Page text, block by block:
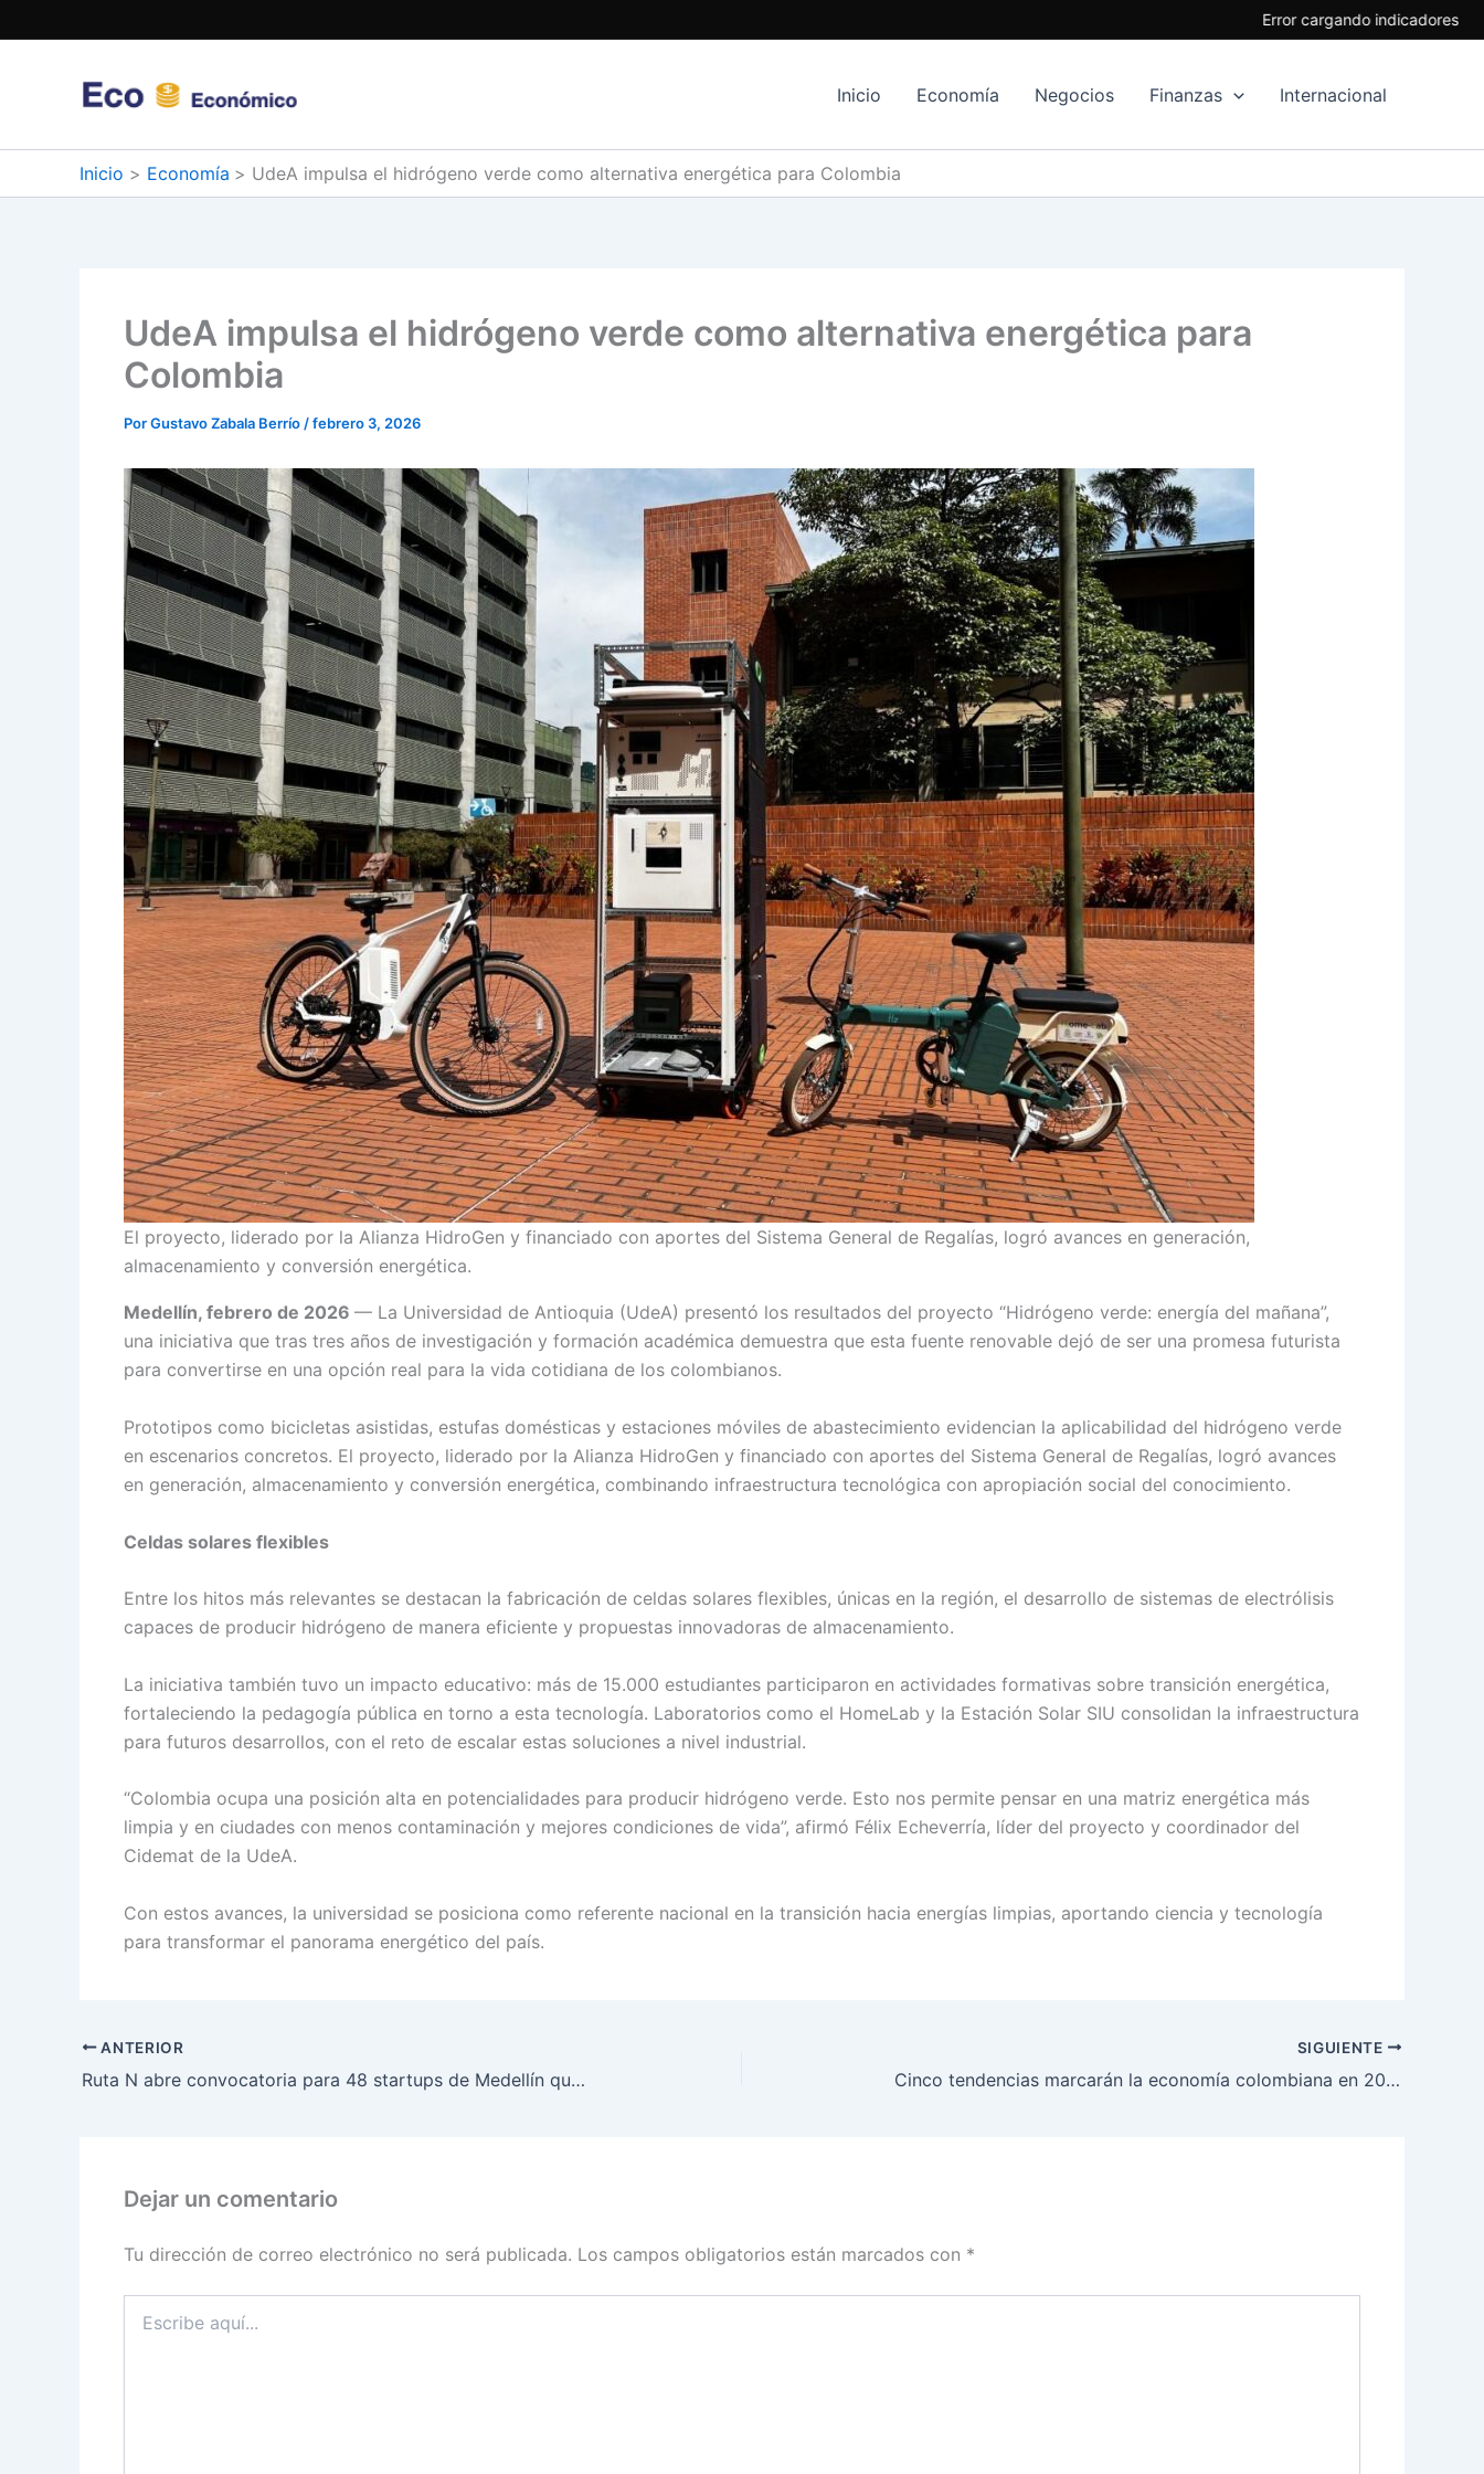
Error cargando indicadores
al
Inicio
Economía Negocios Finanzas Internacional
Inicio Economía UdeA impulsa el hidrógeno verde como alternativa energética para Colombia
UdeA impulsa el hidrógeno verde como alternativa energética para
Colombia
PorGustavo Zabala Berrío/febrero 3, 2026
El proyecto, liderado por la Alianza HidroGen y financiado con aportes del Sistema General de Regalías, logró avances en generación,
almacenamiento y conversión energética.
Medellín, febrero de 2026 — La Universidad de Antioquia (UdeA) presentó los resultados del proyecto “Hidrógeno verde: energía del mañana”,
una iniciativa que tras tres años de investigación y formación académica demuestra que esta fuente renovable dejó de ser una promesa futurista
para convertirse en una opción real para la vida cotidiana de los colombianos.
Prototipos como bicicletas asistidas, estufas domésticas y estaciones móviles de abastecimiento evidencian la aplicabilidad del hidrógeno verde
en escenarios concretos. El proyecto, liderado por la Alianza HidroGen y financiado con aportes del Sistema General de Regalías, logró avances
en generación, almacenamiento y conversión energética, combinando infraestructura tecnológica con apropiación social del conocimiento.
Celdas solares flexibles
Entre los hitos más relevantes se destacan la fabricación de celdas solares flexibles, únicas en la región, el desarrollo de sistemas de electrólisis
capaces de producir hidrógeno de manera eficiente y propuestas innovadoras de almacenamiento.
La iniciativa también tuvo un impacto educativo: más de 15.000 estudiantes participaron en actividades formativas sobre transición energética,
fortaleciendo la pedagogía pública en torno a esta tecnología. Laboratorios como el HomeLab y la Estación Solar SIU consolidan la infraestructura
para futuros desarrollos, con el reto de escalar estas soluciones a nivel industrial.
“Colombia ocupa una posición alta en potencialidades para producir hidrógeno verde. Esto nos permite pensar en una matriz energética más
limpia y en ciudades con menos contaminación y mejores condiciones de vida”, afirmó Félix Echeverría, líder del proyecto y coordinador del
Cidemat de la UdeA.
Con estos avances, la universidad se posiciona como referente nacional en la transición hacia energías limpias, aportando ciencia y tecnología
para transformar el panorama energético del país.
ANTERIOR
Ruta N abre convocatoria para 48 startups de Medellín que buscan acelerar su crecimiento empresarial
SIGUIENTE
Cinco tendencias marcarán la economía colombiana en 2026, según Kapital
Dejar un comentario
Tu dirección de correo electrónico no será publicada. Los campos obligatorios están marcados con *
aquí...